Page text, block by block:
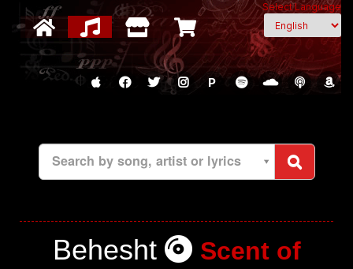
Select Language
P
Search by song, artist or lyrics
Behesht Scent of